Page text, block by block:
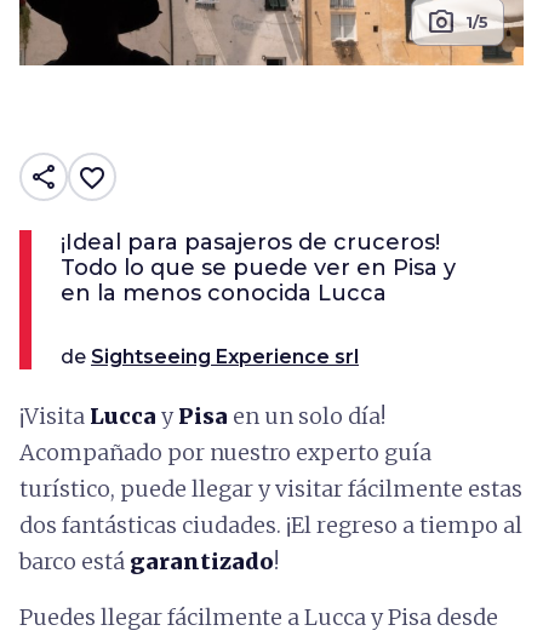
photo_camera 1/5
share favorite_border
¡Ideal para pasajeros de cruceros!
Todo lo que se puede ver en Pisa y
en la menos conocida Lucca
de Sightseeing Experience srl
¡Visita Lucca yPisa en un solo día!
Acompañado por nuestro experto guía
turístico, puede llegar y visitar fácilmente estas
dos fantásticas ciudades. ¡El regreso a tiempo al
barco está garantizado!
Puedes llegar fácilmente a Lucca y Pisa desde